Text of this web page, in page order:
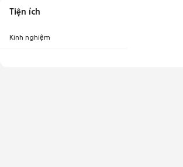
Tiện ích
Kinh nghiệm